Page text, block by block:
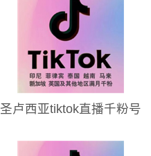
圣卢西亚tiktok直播千粉号